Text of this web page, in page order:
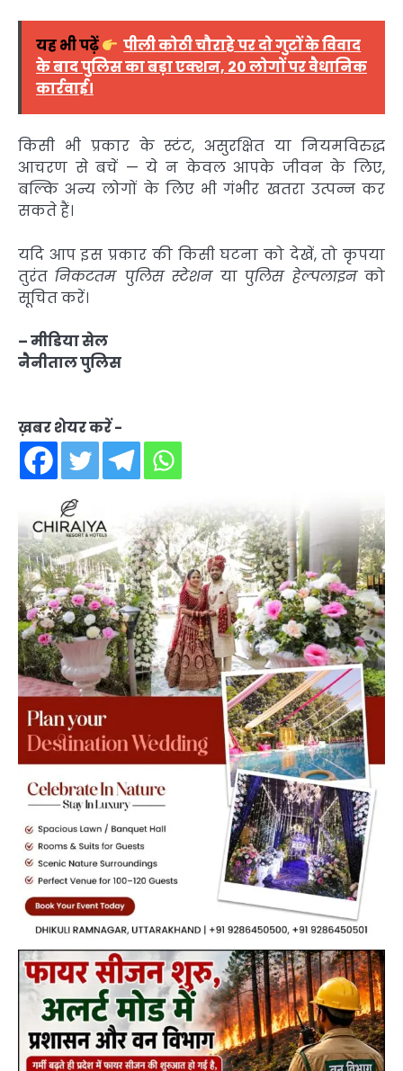
यह भी पढ़ें
पीली कोठी चौराहे पर दो गुटों के विवाद
के बाद पुलिस का बड़ा एक्शन, 20 लोगों पर वैधानिक
कार्रवाई।
किसी भी प्रकार के स्टंट, असुरक्षित या नियमविरुद्ध
आचरण से बचें — ये न केवल आपके जीवन के लिए,
बल्कि अन्य लोगों के लिए भी गंभीर खतरा उत्पन्न कर
सकते हैं।
यदि आप इस प्रकार की किसी घटना को देखें, तो कृपया
तुरंतनिकटतम पुलिस स्टेशनयापुलिस हेल्पलाइनको
सूचित करें।
– मीडिया सेल
नैनीताल पुलिस
ख़बर शेयर करें -